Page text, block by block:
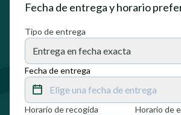
Fecha de entrega y horario
Tipo de entrega
Entrega en fecha exacta
Fecha de entrega
Elige una fecha de entrega
Horario de recogida Horario de